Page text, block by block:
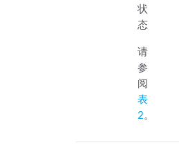
状
态
请
参
阅
表
2。